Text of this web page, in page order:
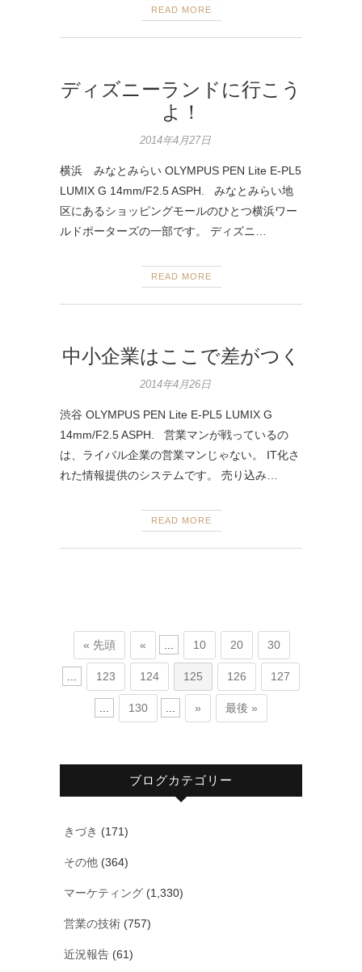
READ MORE
ディズニーランドに行こう
よ！
2014年4月27日
横浜 みなとみらい OLYMPUS PEN Lite E-PL5
LUMIX G 14mm/F2.5 ASPH. みなとみらい地
区にあるショッピングモールのひとつ横浜ワー
ルドポーターズの一部です。 ディズニ…
READ MORE
中小企業はここで差がつく
2014年4月26日
渋谷 OLYMPUS PEN Lite E-PL5 LUMIX G
14mm/F2.5 ASPH. 営業マンが戦っているの
は、ライバル企業の営業マンじゃない。 IT化さ
れた情報提供のシステムです。 売り込み…
READ MORE
« 先頭 « 10 20 30
123 124 125 126 127
130 » 最後 »
ブログカテゴリー
きづき (171)
その他 (364)
マーケティング (1,330)
営業の技術 (757)
近況報告 (61)